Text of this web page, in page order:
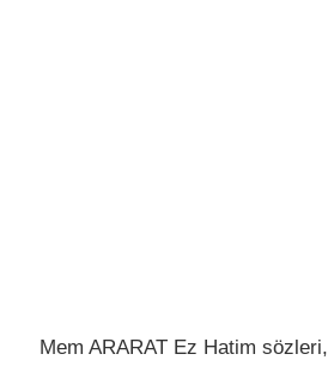
Mem ARARAT Ez Hatim sözleri,